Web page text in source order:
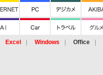
Excel Windows Office